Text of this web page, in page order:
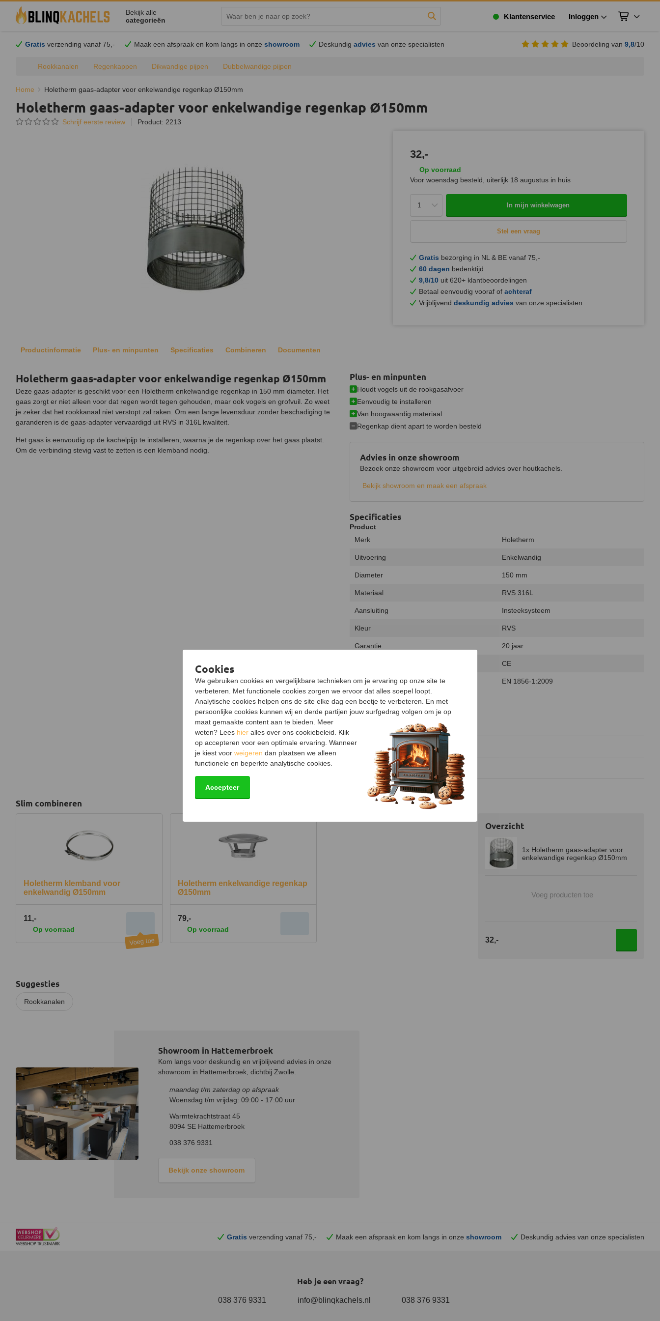
Bekijk alle
categorieën
Klantenservice Inloggen Winkelwagen
Gratis verzending vanaf 75,- Maak een afspraak en kom langs in onzeshowroom Deskundigadvies van onze specialisten Beoordeling van 9,8/10
Rookkanalen Regenkappen Dikwandige pijpen Dubbelwandige pijpen
Home Holetherm gaas-adapter voor enkelwandige regenkap Ø150mm
Holetherm gaas-adapter voor enkelwandige regenkap Ø150mm
Schrijf eerste review Product: 2213
32,-
Op voorraad
Voor woensdag besteld, uiterlijk 18 augustus in huis
In mijn winkelwagen
Stel een vraag
Gratis bezorging in NL & BE vanaf 75,-
60 dagen bedenktijd
9,8/10 uit 620+ klantbeoordelingen
Betaal eenvoudig vooraf of achteraf
Vrijblijvend deskundig advies van onze specialisten
Productinformatie Plus- en minpunten Specificaties Combineren Documenten
Holetherm gaas-adapter voor enkelwandige regenkap Ø150mm
Deze gaas-adapter is geschikt voor een Holetherm enkelwandige regenkap in 150 mm diameter. Het
gaas zorgt er niet alleen voor dat regen wordt tegen gehouden, maar ook vogels en grofvuil. Zo weet
je zeker dat het rookkanaal niet verstopt zal raken. Om een lange levensduur zonder beschadiging te
garanderen is de gaas-adapter vervaardigd uit RVS in 316L kwaliteit.
Het gaas is eenvoudig op de kachelpijp te installeren, waarna je de regenkap over het gaas plaatst.
Om de verbinding stevig vast te zetten is een klemband nodig.
Plus- en minpunten
Houdt vogels uit de rookgasafvoer
Eenvoudig te installeren
Van hoogwaardig materiaal
Regenkap dient apart te worden besteld
Advies in onze showroom
Bezoek onze showroom voor uitgebreid advies over houtkachels.
Bekijk showroom en maak een afspraak
Specificaties
Product
Merk
Holetherm
Uitvoering Enkelwandig
Diameter 150 mm
Materiaal RVS 316L
Aansluiting Insteeksysteem
Kleur RVS
Garantie 20 jaar
CE
Certificering EN 1856-1:2009
Documenten
Conformiteitsverklaring (1.11 MB)
Prestatieverklaring(112.22 kB)
Garantiebepalingen(444.77 kB)
Slim combineren
Holetherm klemband voor
enkelwandig Ø150mm
11,-
Op voorraad
Holetherm enkelwandige regenkap
Ø150mm
79,-
Op voorraad
Overzicht
1x Holetherm gaas-adapter voor
enkelwandige regenkap Ø150mm
Voeg producten toe
32,-
Suggesties
Rookkanalen
Showroom in Hattemerbroek
Kom langs voor deskundig en vrijblijvend advies in onze
showroom in Hattemerbroek, dichtbij Zwolle.
maandag t/m zaterdag op afspraak
Woensdag t/m vrijdag: 09:00 - 17:00 uur
Warmtekrachtstraat 45
8094 SE Hattemerbroek
038 376 9331
Bekijk onze showroom
Gratis verzending vanaf 75,- Maak een afspraak en kom langs in onze showroom Deskundig advies van onze specialisten
Heb je een vraag?
038 376 9331 info@blinqkachels.nl 038 376 9331
Cookies
We gebruiken cookies en vergelijkbare technieken om je ervaring op onze site te
verbeteren. Met functionele cookies zorgen we ervoor dat alles soepel loopt.
Analytische cookies helpen ons de site elke dag een beetje te verbeteren. En met
persoonlijke cookies kunnen wij en derde partijen jouw surfgedrag volgen om je op
maat gemaakte content aan te bieden. Meer
weten? Lees hier alles over ons cookiebeleid. Klik
op accepteren voor een optimale ervaring. Wanneer
je kiest voor weigeren dan plaatsen we alleen
functionele en beperkte analytische cookies.
Accepteer